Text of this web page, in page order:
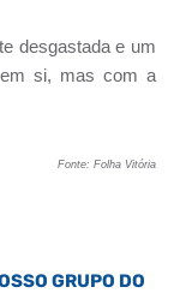
desgastada e um
em si, mas com a
Fonte: Folha Vitória
GRUPO DO